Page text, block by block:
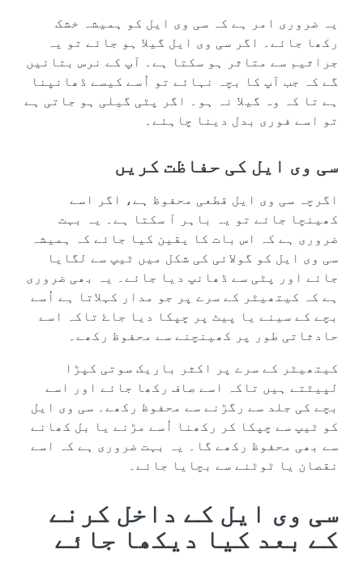
یہ ضروری امر ہے کہ سی وی ایل کو ہمیشہ خشک
رکھا جائے۔ اگر سی وی ایل گیلا ہو جائے تو یہ
جراثیم سے متاثر ہو سکتا ہے۔ آپ کے نرس بتائیں
گے کہ جب آپ کا بچہ نہائے تو اُسے کیسے ڈھانپنا
ہے تا کہ وہ گیلا نہ ہو۔ اگر پٹی گیلی ہو جاتی ہے
تو اسے فوری بدل دینا چاہئے۔
سی وی ایل کی حفاظت کریں
اگرچہ سی وی ایل قطعی محفوظ ہے، اگر اسے
کھینچا جائے تو یہ باہر آ سکتا ہے۔ یہ بہت
ضروری ہے کہ اس بات کا یقین کیا جائے کہ ہمیشہ
سی وی ایل کو گولائی کی شکل میں ٹیپ سے لگایا
جائے اور پٹی سے ڈھانپ دیا جائے۔ یہ بھی ضروری
ہے کہ کیتھیٹر کے سرے پر جو مدار کہلاتا ہے اُسے
بچے کے سینے یا پیٹ پر چپکا دیا جاۓ تاکہ اسے
حادثاتی طور پر کھینچنے سے محفوظ رکھے۔
کیتھیٹر کے سرے پر اکثر باریک سوتی کپڑا
لپیٹتے ہیں تاکہ اسے صاف رکھا جائے اور اسے
بچے کی جلد سے رگڑنے سے محفوظ رکھے۔ سی وی ایل
کو ٹیپ سے چپکا کر رکھنا اُسے مڑنے یا بل کھانے
سے بھی محفوظ رکھے گا۔ یہ بہت ضروری ہے کہ اسے
نقصان یا ٹوٹنے سے بچایا جائے۔
سی وی ایل کے داخل کرنے
کے بعد کیا دیکھا جائے